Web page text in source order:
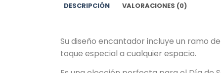
DESCRIPCIÓN VALORACIONES (0)
Su diseño encantador incluye un ramo
toque especial a cualquier espacio.